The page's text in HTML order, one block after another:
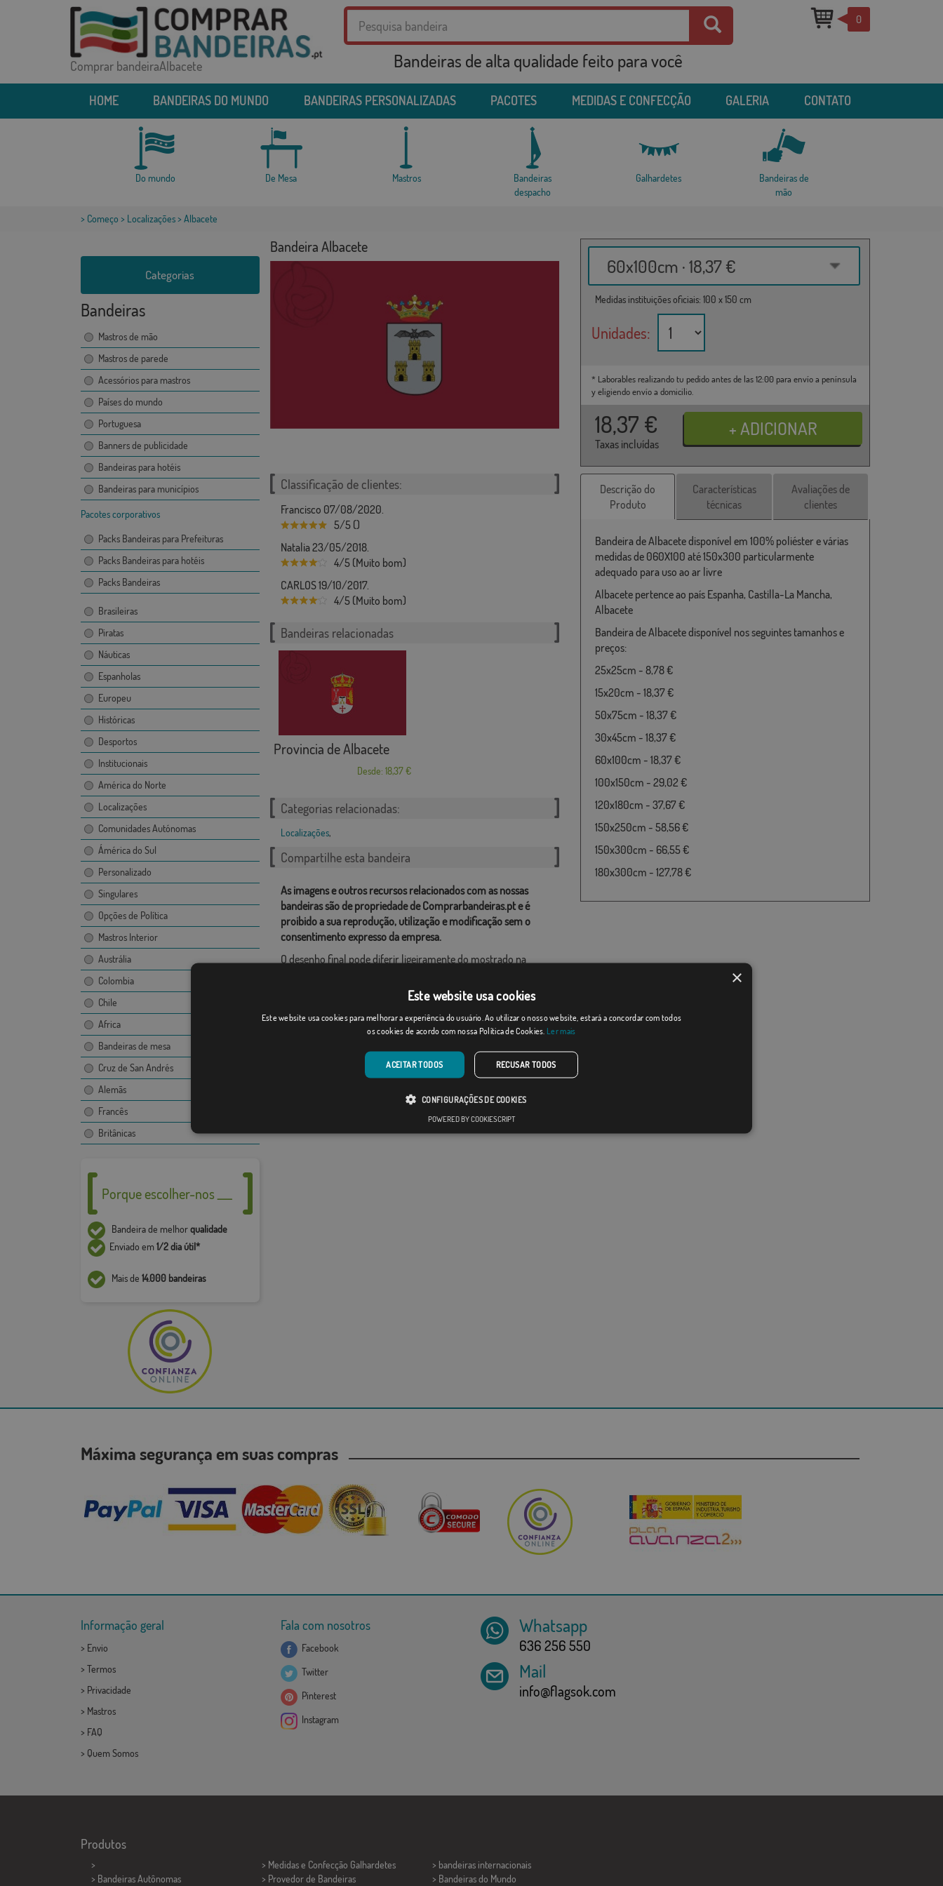
Comprar bandeiraAlbacete Bandeiras de alta qualidade feito para você
0
HOME BANDEIRAS DO MUNDO BANDEIRAS PERSONALIZADAS PACOTES MEDIDAS E CONFECÇÃO GALERIA CONTATO
Do mundo De Mesa Mastros
Bandeiras
despacho
Galhardetes
Bandeiras de
mão
> Começo > Localizações> Albacete
Categorias
Bandeiras
Mastros de mão
Mastros de parede
Acessórios para mastros
Países do mundo
Portuguesa
Banners de publicidade
Bandeiras para hotéis
Bandeiras para municípios
Pacotes corporativos
Packs Bandeiras para Prefeituras
Packs Bandeiras para hotéis
Packs Bandeiras
Brasileiras
Piratas
Náuticas
Espanholas
Europeu
Históricas
Desportos
Institucionais
América do Norte
Localizações
Comunidades Autónomas
Ámérica do Sul
Personalizado
Singulares
Opções de Política
Mastros Interior
Austrália
Colombia
Chile
Africa
Bandeiras de mesa
Cruz de San Andrés
Alemãs
Francês
Britânicas
Porque escolher-nos ___
Bandeira de melhorqualidade
Enviado em1/2 dia útil*
Mais de 14.000 bandeiras
Bandeira Albacete
60x100cm · 18,37 €
Medidas instituições oficiais: 100 x 150 cm
Unidades:
* Laborables realizando tu pedido antes de las 12:00 para envío a península
y eligiendo envío a domicilio.
18,37 €
Taxas incluídas
Classificação de clientes:
Francisco 07/08/2020.
5/5 ()
Natalia 23/05/2018.
4/5 (Muito bom)
CARLOS 19/10/2017.
4/5 (Muito bom)
Bandeiras relacionadas
Provincia de Albacete
Desde: 18,37 €
Categorias relacionadas:
Localizações,
Compartilhe esta bandeira
As imagens e outros recursos relacionados com as nossas
bandeiras são de propriedade de Comprarbandeiras.pt e é
proibido a sua reprodução, utilização e modificação sem o
consentimento expresso da empresa.
O desenho final pode diferir ligeiramente do mostrado na
Devido ao formato de produção, pode haver uma variação de
Descrição do
Produto
Características
técnicas
Avaliações de
clientes
Bandeira de Albacete disponível em 100% poliéster e várias
medidas de 060X100 até 150x300 particularmente
adequado para uso ao ar livre
Albacete pertence ao país Espanha, Castilla-La Mancha,
Albacete
Bandeira de Albacete disponível nos seguintes tamanhos e
preços:
25x25cm - 8,78 €
15x20cm - 18,37 €
50x75cm - 18,37 €
30x45cm - 18,37 €
60x100cm - 18,37 €
100x150cm - 29,02 €
120x180cm - 37,67 €
150x250cm - 58,56 €
150x300cm - 66,55 €
180x300cm - 127,78 €
Máxima segurança em suas compras
Informação geral
> Envio
> Termos
> Privacidade
> Mastros
> FAQ
> Quem Somos
Fala com nosotros
Facebook
Twitter
Pinterest
Instagram
Whatsapp
636 256 550
Mail
info@flagsok.com
Produtos
>
> Bandeiras Autônomas
> Medidas e Confecção Galhardetes
> Provedor de Bandeiras
> bandeiras internacionais
> Bandeiras do Mundo
×
Este website usa cookies
Este website usa cookies para melhorar a experiência do usuário. Ao utilizar o nosso website, estará a concordar com todos
os cookies de acordo com nossa Política de Cookies. Ler mais
ACEITAR TODOS RECUSAR TODOS
CONFIGURAÇÕES DE COOKIES
POWERED BY COOKIESCRIPT